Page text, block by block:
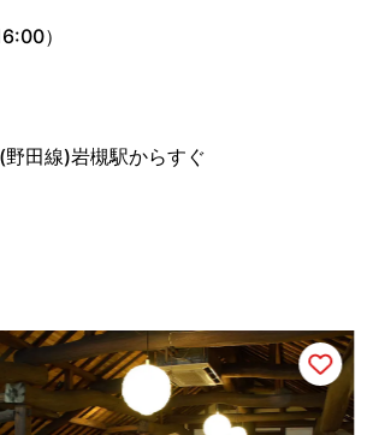
）
田線)岩槻駅からすぐ